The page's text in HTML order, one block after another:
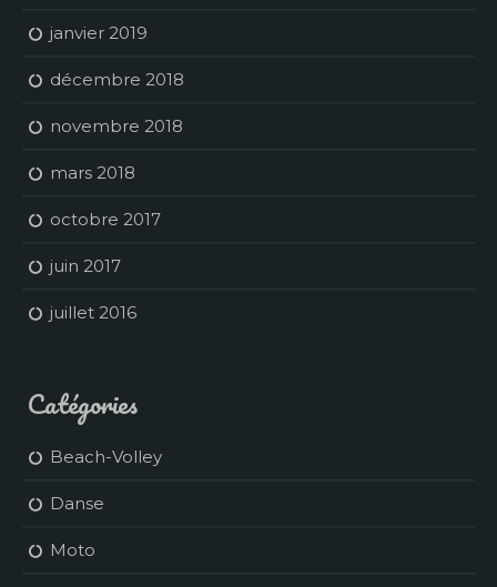
janvier 2019
décembre 2018
novembre 2018
mars 2018
octobre 2017
juin 2017
juillet 2016
Catégories
Beach-Volley
Danse
Moto